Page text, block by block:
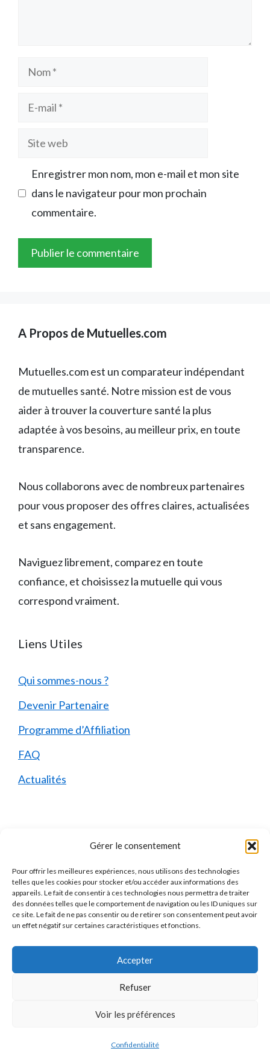
Gérer le consentement
Pour offrir les meilleures expériences, nous utilisons des technologies
telles que les cookies pour stocker et/ou accéder aux informations des
appareils. Le fait de consentir à ces technologies nous permettra de traiter
des données telles que le comportement de navigation ou les ID uniques sur
ce site. Le fait de ne pas consentir ou de retirer son consentement peut avoir
un effet négatif sur certaines caractéristiques et fonctions.
Accepter
Refuser
Voir les préférences
Confidentialité
Nom
Site
Enregistrer mon nom, mon e-mail et mon site
dans le navigateur pour mon prochain
commentaire.
A Propos de Mutuelles.com
Mutuelles.com est un comparateur indépendant
de mutuelles santé. Notre mission est de vous
aider à trouver la couverture santé la plus
adaptée à vos besoins, au meilleur prix, en toute
transparence.
Nous collaborons avec de nombreux partenaires
pour vous proposer des offres claires, actualisées
et sans engagement.
Naviguez librement, comparez en toute
confiance, et choisissez la mutuelle qui vous
correspond vraiment.
Liens Utiles
Qui sommes-nous ?
Devenir Partenaire
Programme d’Affiliation
FAQ
Actualités
Mentions Légales
Qui sommes-nous ?
Mentions Légales
Politique de Confidentialité
Contact
© 2026 Mutuelles.com• Construit avec
utilisateurs ce mois-ci